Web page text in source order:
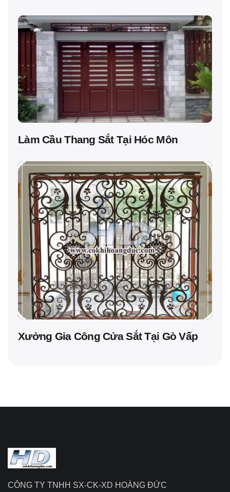
Làm Cầu Thang Sắt Tại Hóc Môn
Xưởng Gia Công Cửa Sắt Tại Gò Vấp
CÔNG TY TNHH SX-CK-XD HOÀNG ĐỨC